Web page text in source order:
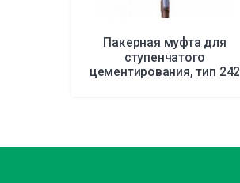
Пакерная муфта для
ступенчатого
цементирования, тип 242